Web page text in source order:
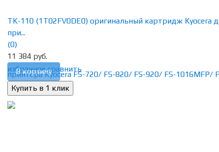
избранное сравнить
TK-110 (1T02FV0DE0) оригинальный картридж Kyocera
при...
(0)
11 384 руб.
В корзину